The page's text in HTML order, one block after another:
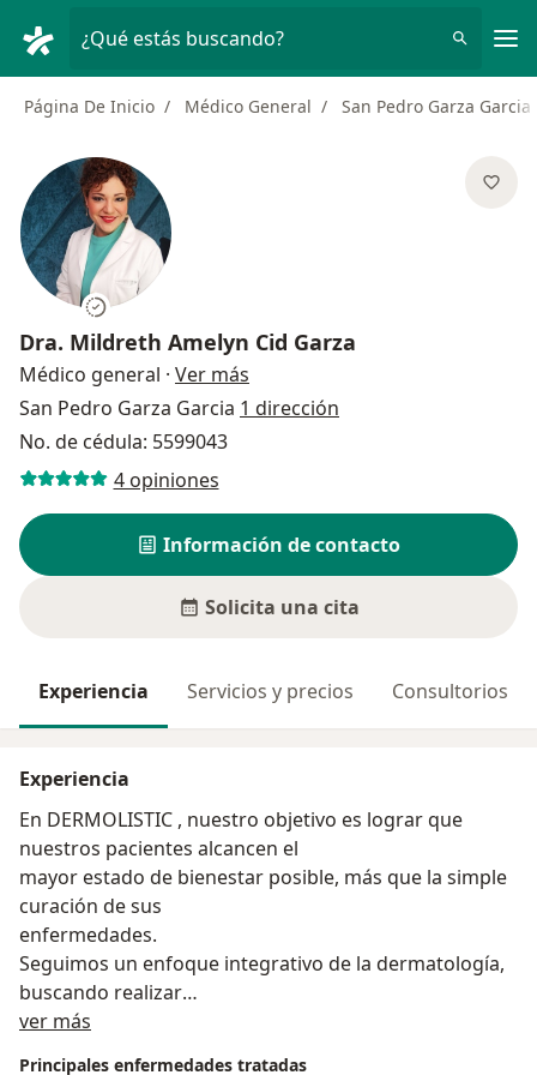
¿Qué estás buscando?
Página De Inicio Médico General San Pedro Garza Garcia
Dra. Mildreth Amelyn Cid Garza
Médico general · Ver más
San Pedro Garza Garcia 1 dirección
No. de cédula: 5599043
4 opiniones
Información de contacto
Solicita una cita
Experiencia Servicios y precios Consultorios
Experiencia
En DERMOLISTIC , nuestro objetivo es lograr que
nuestros pacientes alcancen el
mayor estado de bienestar posible, más que la simple
curación de sus
enfermedades.
Seguimos un enfoque integrativo de la dermatología,
buscando realizar
diagnósticos más precisos y recomendar tratamientos
ver más
Principales enfermedades tratadas